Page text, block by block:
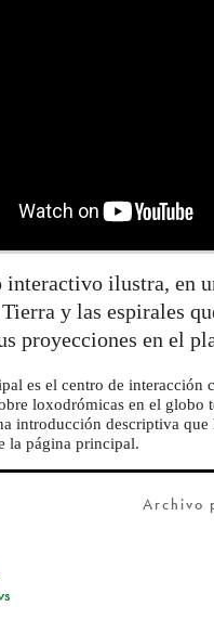
interactivo ilustra, en
y las espirales
proyecciones en el
es el centro de interacción
loxodrómicas en el globo
introducción descriptiva que
la página principal.
Archivo